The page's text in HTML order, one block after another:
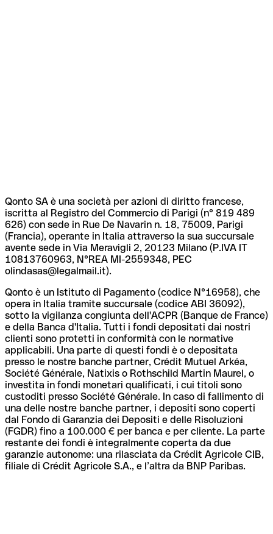
Qonto SA è una società per azioni di diritto francese,
iscritta al Registro del Commercio di Parigi (n° 819 489
626) con sede in Rue De Navarin n. 18, 75009, Parigi
(Francia), operante in Italia attraverso la sua succursale
avente sede in Via Meravigli 2, 20123 Milano (P.IVA IT
10813760963, N°REA MI-2559348, PEC
olindasas@legalmail.it).
Qonto è un Istituto di Pagamento (codice N°16958), che
opera in Italia tramite succursale (codice ABI 36092),
sotto la vigilanza congiunta dell'ACPR (Banque de France)
e della Banca d'Italia. Tutti i fondi depositati dai nostri
clienti sono protetti in conformità con le normative
applicabili. Una parte di questi fondi è o depositata
presso le nostre banche partner, Crédit Mutuel Arkéa,
Société Générale, Natixis o Rothschild Martin Maurel, o
investita in fondi monetari qualificati, i cui titoli sono
custoditi presso Société Générale. In caso di fallimento di
una delle nostre banche partner, i depositi sono coperti
dal Fondo di Garanzia dei Depositi e delle Risoluzioni
(FGDR) fino a 100.000 € per banca e per cliente. La parte
restante dei fondi è integralmente coperta da due
garanzie autonome: una rilasciata da Crédit Agricole CIB,
filiale di Crédit Agricole S.A., e l’altra da BNP Paribas.